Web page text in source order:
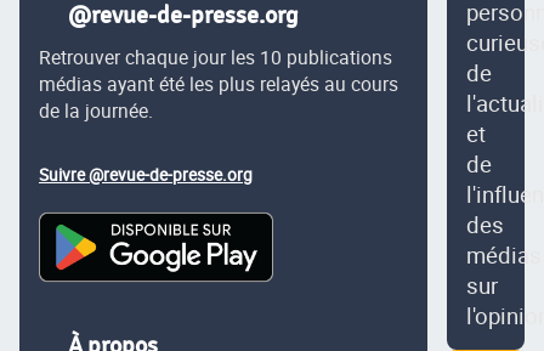
@revue-de-presse.org
Retrouver chaque jour les 10 publications
médias ayant été les plus relayés au cours
de la journée.
Suivre @revue-de-presse.org
de
et
de
des
médias
sur